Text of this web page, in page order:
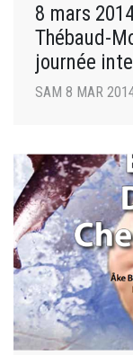
8 mars
Thébaud-
journée
SAM 8 MAR